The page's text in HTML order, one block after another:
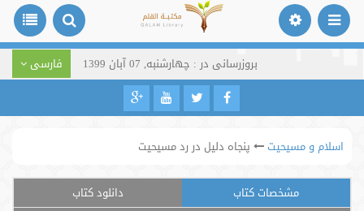
بروزرسانی در : چهارشنبه, 07 آبان 1399 فارسی
اسلام و مسیحیت پنجاه دلیل در رد مسیحیت
مشخصات کتاب
دانلود کتاب